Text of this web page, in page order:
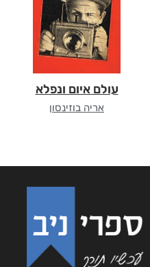
עולם איום ונפלא
אריה בוזינסון